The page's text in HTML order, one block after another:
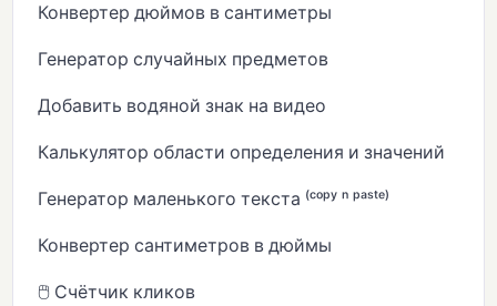
Конвертер дюймов в сантиметры
Генератор случайных предметов
Добавить водяной знак на видео
Калькулятор области определения и значений
Генератор маленького текста ⁽ᶜᵒᵖʸ ⁿ ᵖᵃˢᵗᵉ⁾
Конвертер сантиметров в дюймы
🖱️ Счётчик кликов